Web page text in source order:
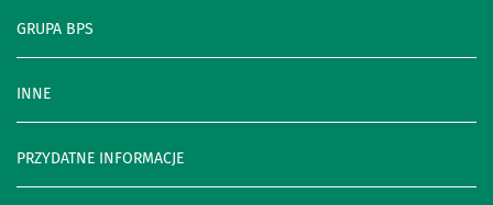
GRUPA BPS
INNE
PRZYDATNE INFORMACJE